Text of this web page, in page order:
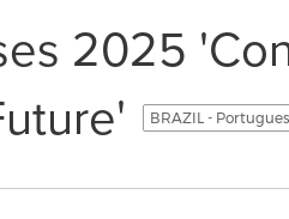
2025
BRAZIL -